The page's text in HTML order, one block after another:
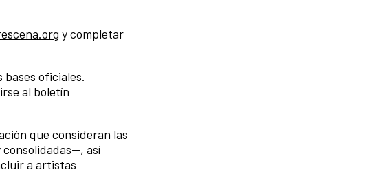
y completar
bases oficiales.
al boletín
que consideran las
así
a artistas